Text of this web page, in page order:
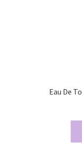
Eau De